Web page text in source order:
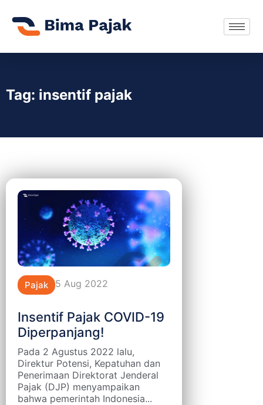
Tag: insentif pajak
Pajak 5 Aug 2022
Insentif Pajak COVID-19
Diperpanjang!
Pada 2 Agustus 2022 lalu,
Direktur Potensi, Kepatuhan dan
Penerimaan Direktorat Jenderal
Pajak (DJP) menyampaikan
bahwa pemerintah Indonesia...